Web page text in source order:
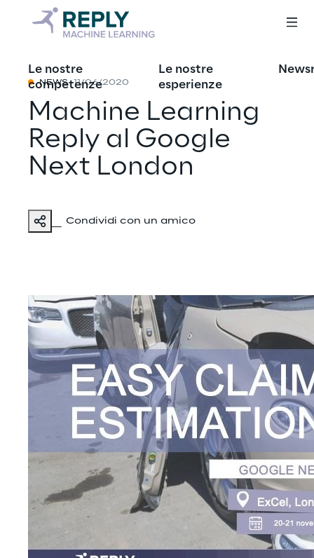
Le nostre
competenze
Le nostre
esperienze
NEWS 11/06/2020
Machine Learning
Reply al Google
Next London
Condividi con un amico